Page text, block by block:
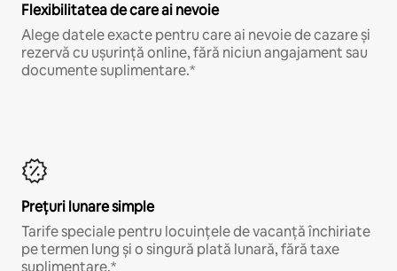
Flexibilitatea de care ai nevoie
Alege datele exacte pentru care ai nevoie de cazare și
rezervă cu ușurință online, fără niciun angajament sau
documente suplimentare.*
Prețuri lunare simple
Tarife speciale pentru locuințele de vacanță închiriate
pe termen lung și o singură plată lunară, fără taxe